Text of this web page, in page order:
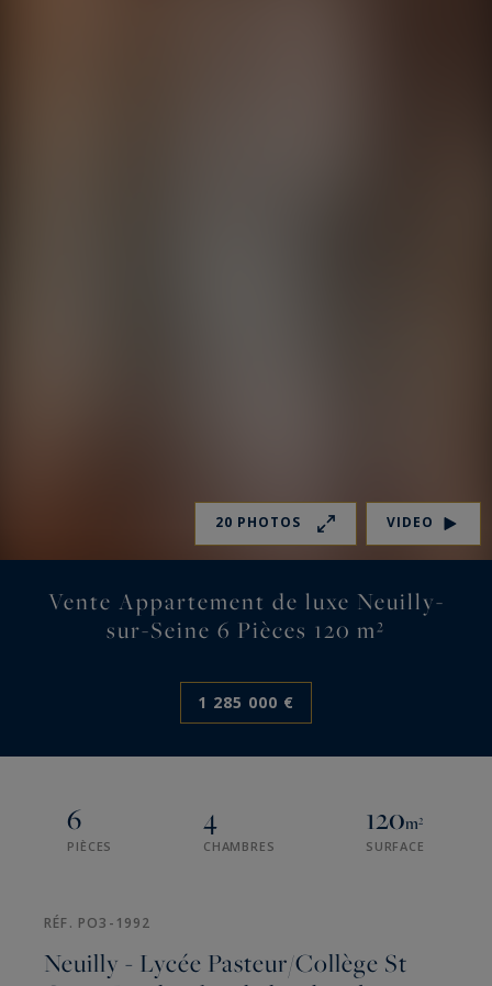
20 PHOTOS VIDEO
Vente Appartement de luxe Neuilly-
sur-Seine 6 Pièces 120 m²
1 285 000 €
6
PIÈCES
4
CHAMBRES
120m²
SURFACE
RÉF. PO3-1992
Neuilly - Lycée Pasteur/Collège St